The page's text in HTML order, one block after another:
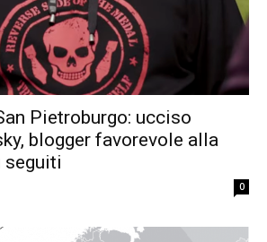
Pietroburgo: ucciso
blogger favorevole alla
seguiti
0